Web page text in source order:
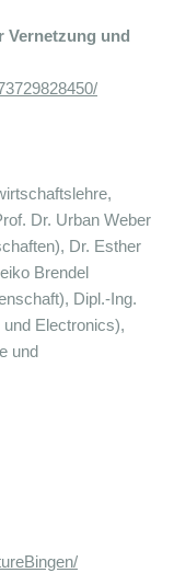
Vernetzung und
Dr. Urban Weber
Dr. Esther
Brendel
Dipl.-Ing.
Electronics),
und